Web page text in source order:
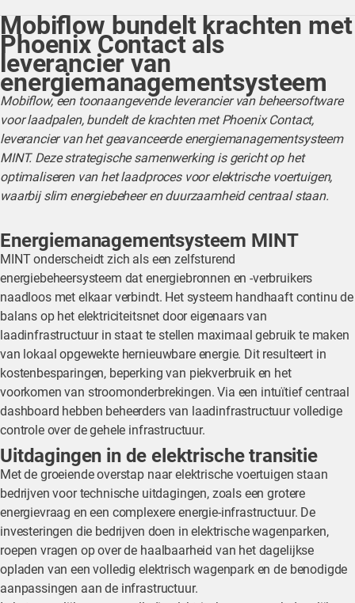
Mobiflow bundelt krachten met
Phoenix Contact als
leverancier van
energiemanagementsysteem
Mobiflow, een toonaangevende leverancier van beheersoftware
voor laadpalen, bundelt de krachten met Phoenix Contact,
leverancier van het geavanceerde energiemanagementsysteem
MINT. Deze strategische samenwerking is gericht op het
optimaliseren van het laadproces voor elektrische voertuigen,
waarbij slim energiebeheer en duurzaamheid centraal staan.
Energiemanagementsysteem MINT
MINT onderscheidt zich als een zelfsturend
energiebeheersysteem dat energiebronnen en -verbruikers
naadloos met elkaar verbindt. Het systeem handhaaft continu de
balans op het elektriciteitsnet door eigenaars van
laadinfrastructuur in staat te stellen maximaal gebruik te maken
van lokaal opgewekte hernieuwbare energie. Dit resulteert in
kostenbesparingen, beperking van piekverbruik en het
voorkomen van stroomonderbrekingen. Via een intuïtief centraal
dashboard hebben beheerders van laadinfrastructuur volledige
controle over de gehele infrastructuur.
Uitdagingen in de elektrische transitie
Met de groeiende overstap naar elektrische voertuigen staan
bedrijven voor technische uitdagingen, zoals een grotere
energievraag en een complexere energie-infrastructuur. De
investeringen die bedrijven doen in elektrische wagenparken,
roepen vragen op over de haalbaarheid van het dagelijkse
opladen van een volledig elektrisch wagenpark en de benodigde
aanpassingen aan de infrastructuur.